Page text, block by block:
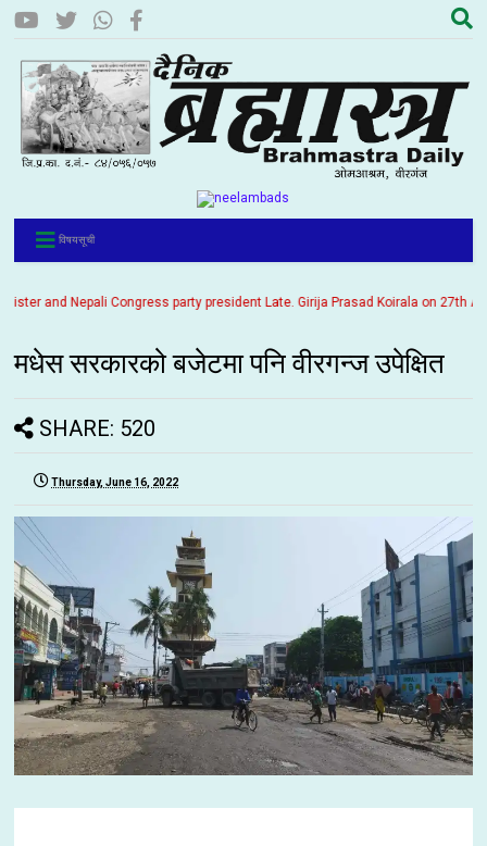
विषयसूची
and Nepali Congress party president Late. Girija Prasad Koirala on 27th
मधेस सरकारको बजेटमा पनि वीरगन्ज उपेक्षित
SHARE: 520
Thursday, June 16, 2022